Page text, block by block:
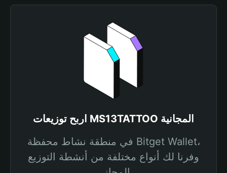
اربح توزيعات MS13TATTOO المجانية
في منطقة نشاط محفظة Bitget Wallet،
وفرنا لك أنواع مختلفة من أنشطة التوزيع